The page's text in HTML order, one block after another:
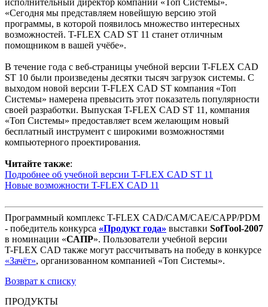
«Сегодня мы представляем новейшую версию этой
программы, в которой появилось множество интересных
возможностей. T-FLEX CAD ST 11 станет отличным
помощником в вашей учёбе».
В течение года с веб-страницы учебной версии T-FLEX CAD
ST 10 были произведены десятки тысяч загрузок системы. С
выходом новой версии T-FLEX CAD ST компания «Топ
Системы» намерена превысить этот показатель популярности
своей разработки. Выпуская T-FLEX CAD ST 11, компания
«Топ Системы» предоставляет всем желающим новый
бесплатный инструмент с широкими возможностями
компьютерного проектирования.
Читайте также:
Подробнее об учебной версии T-FLEX CAD ST 11
Новые возможности T-FLEX CAD 11
Программный комплекс T-FLEX CAD/CAM/CAE/CAPP/PDM
- победитель конкурса «Продукт года» выставки SofTool-2007
в номинации «САПР». Пользователи учебной версии
T-FLEX CAD также могут рассчитывать на победу в конкурсе
«Зачёт», организованном компанией «Топ Системы».
Возврат к списку
ПРОДУКТЫ